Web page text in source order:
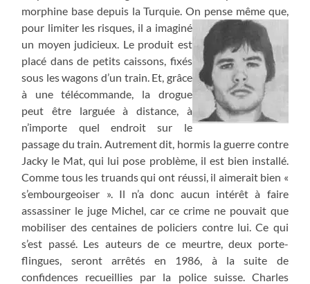
morphine base depuis la Turquie. On pense même que,
pour limiter les risques, il a imaginé
un moyen judicieux. Le produit est
placé dans de petits caissons, fixés
sous les wagons d’un train. Et, grâce
à une télécommande, la drogue
peut être larguée à distance, à
n’importe quel endroit sur le
passage du train. Autrement dit, hormis la guerre contre
Jacky le Mat, qui lui pose problème, il est bien installé.
Comme tous les truands qui ont réussi, il aimerait bien «
s’embourgeoiser ». Il n’a donc aucun intérêt à faire
assassiner le juge Michel, car ce crime ne pouvait que
mobiliser des centaines de policiers contre lui. Ce qui
s’est passé. Les auteurs de ce meurtre, deux porte-
flingues, seront arrêtés en 1986, à la suite de
confidences recueillies par la police suisse. Charles